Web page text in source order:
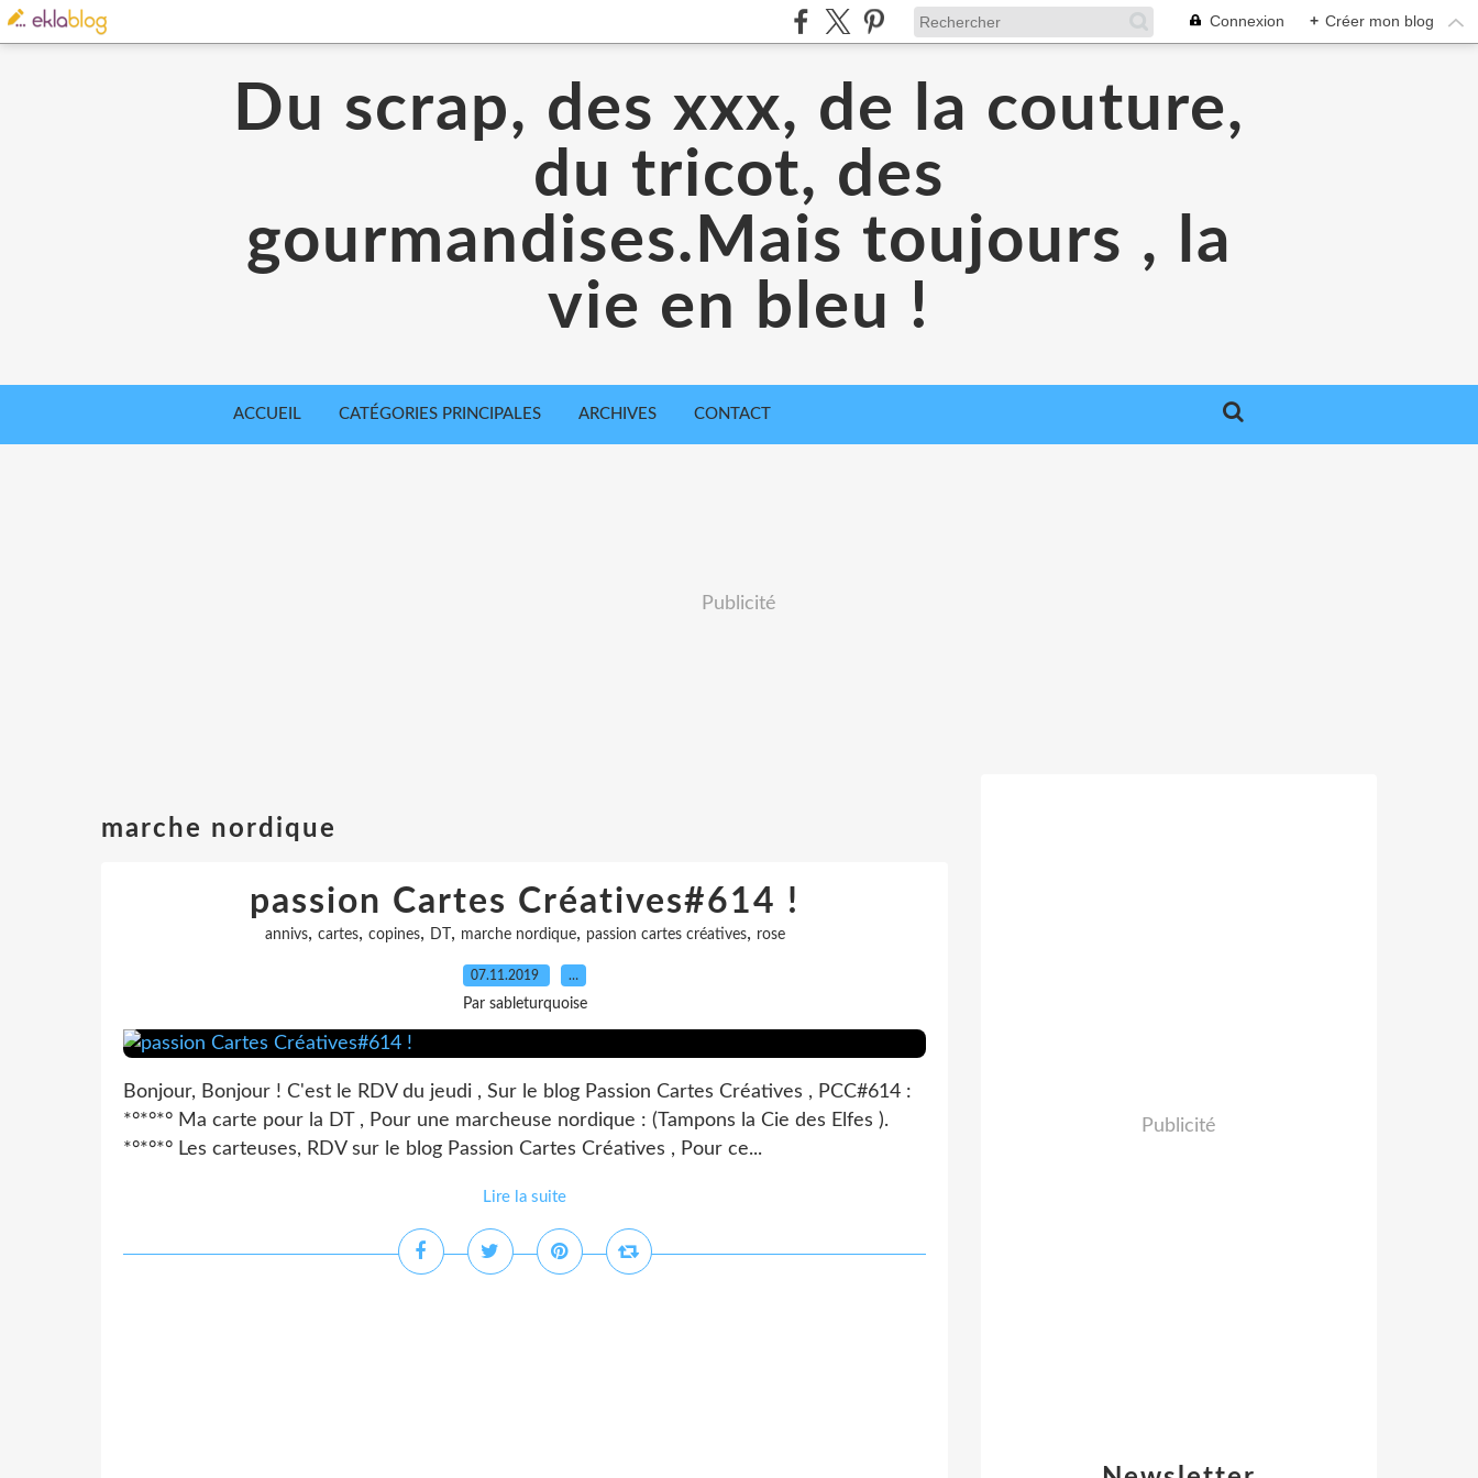
Connexion + Créer mon blog
Du scrap, des xxx, de la couture,
du tricot, des
gourmandises.Mais toujours , la
vie en bleu !
ACCUEIL CATÉGORIES PRINCIPALES ARCHIVES CONTACT
Publicité
marche nordique
passion Cartes Créatives#614 !
annivs, cartes, copines, DT , marche nordique, passion cartes créatives, rose
07.11.2019 …
Par sableturquoise
Bonjour, Bonjour ! C'est le RDV du jeudi , Sur le blog Passion Cartes Créatives , PCC#614 :
*°*°*° Ma carte pour la DT , Pour une marcheuse nordique : (Tampons la Cie des Elfes ).
*°*°*° Les carteuses, RDV sur le blog Passion Cartes Créatives , Pour ce...
Lire la suite
Publicité